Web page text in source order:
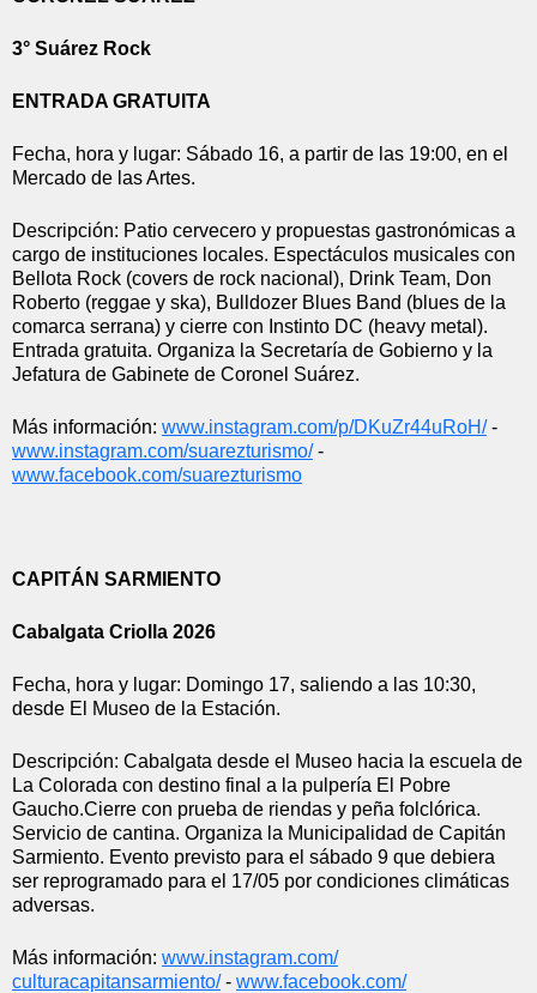
3° Suárez Rock
ENTRADA GRATUITA
Fecha, hora y lugar: Sábado 16, a partir de las 19:00, en el
Mercado de las Artes.
Descripción: Patio cervecero y propuestas gastronómicas a
cargo de instituciones locales. Espectáculos musicales con
Bellota Rock (covers de rock nacional), Drink Team, Don
Roberto (reggae y ska), Bulldozer Blues Band (blues de la
comarca serrana) y cierre con Instinto DC (heavy metal).
Entrada gratuita. Organiza la Secretaría de Gobierno y la
Jefatura de Gabinete de Coronel Suárez.
Más información: www.instagram.com/p/DKuZr44uRoH/
www.instagram.com/suarezturismo/
www.facebook.com/suarezturismo
CAPITÁN SARMIENTO
Cabalgata Criolla 2026
Fecha, hora y lugar: Domingo 17, saliendo a las 10:30,
desde El Museo de la Estación.
Descripción: Cabalgata desde el Museo hacia la escuela de
La Colorada con destino final a la pulpería El Pobre
Gaucho.Cierre con prueba de riendas y peña folclórica.
Servicio de cantina. Organiza la Municipalidad de Capitán
Sarmiento. Evento previsto para el sábado 9 que debiera
ser reprogramado para el 17/05 por condiciones climáticas
adversas.
Más información: www.instagram.com/
culturacapitansarmiento/ - www.facebook.com/